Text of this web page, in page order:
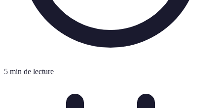
5 min de lecture